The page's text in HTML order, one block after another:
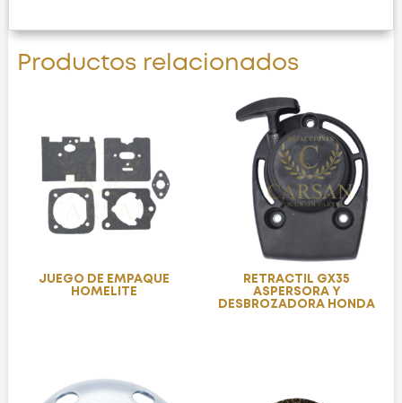
Productos relacionados
JUEGO DE EMPAQUE
HOMELITE
RETRACTIL GX35
ASPERSORA Y
DESBROZADORA HONDA